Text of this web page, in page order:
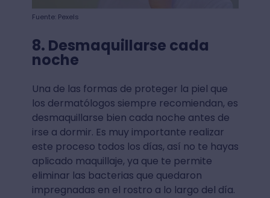
Fuente: Pexels
8. Desmaquillarse cada
noche
Una de las formas de proteger la piel que
los dermatólogos siempre recomiendan, es
desmaquillarse bien cada noche antes de
irse a dormir. Es muy importante realizar
este proceso todos los días, así no te hayas
aplicado maquillaje, ya que te permite
eliminar las bacterias que quedaron
impregnadas en el rostro a lo largo del día.